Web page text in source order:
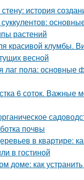
история
растений
красивой клумбы.
весной
лаг пола: основные
6 соток. Важные
почвы
в квартире:
в гостиной
доме: как устранить